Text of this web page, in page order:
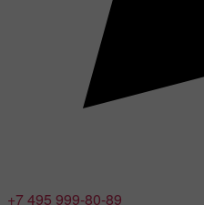
+7 495 999-80-89